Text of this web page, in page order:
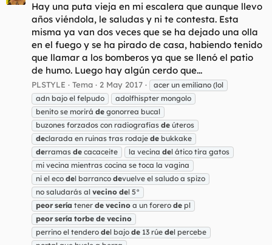
Hay una puta vieja en mi escalera que aunque llevo
años viéndola, le saludas y ni te contesta. Esta
misma ya van dos veces que se ha dejado una olla
en el fuego y se ha pirado de casa, habiendo tenido
que llamar a los bomberos ya que se llenó el patio
de humo. Luego hay algún cerdo que...
PLSTYLE Tema 2 May 2017
acer un emiliano (lol
adn bajo el felpudo
adolfhispter mongolo
benito se morirá de gonorrea bucal
buzones forzados con radiografías de úteros
declarada en ruinas tras rodaje de bukkake
derramas de cacaceite la vecina del ático tira gatos
mi vecina mientras cocina se toca la vagina
ni el eco del barranco devuelve el saludo a spizo
no saludarás al vecino del 5°
peor sería tener de vecino a un forero de pl
peor sería torbe de vecino
perrino el tendero del bajo de 13 rúe del percebe